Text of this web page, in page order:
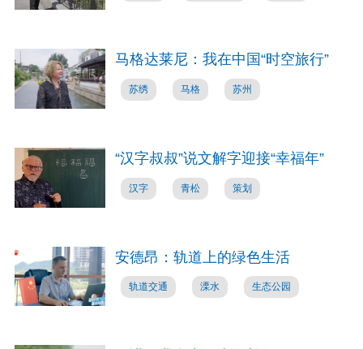
马格达莱尼：我在中国“时空旅行”
苏绣 马格 苏州
“汉字叔叔”说文解字迎接“幸福年”
汉字 青松 策划
安德昂：轨道上的绿色生活
轨道交通 溧水 生态公园